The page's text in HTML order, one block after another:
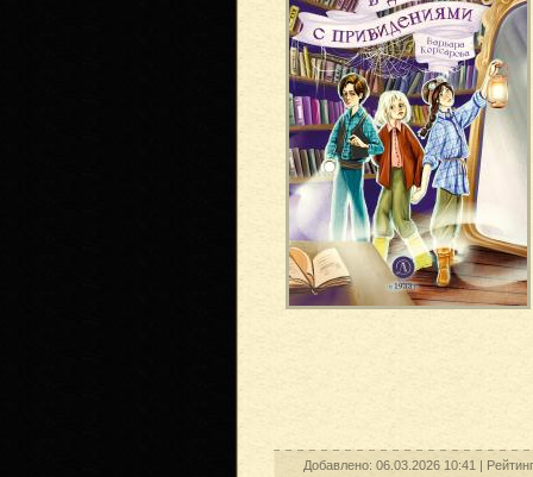
Добавлено: 06.03.2026 10:41 |